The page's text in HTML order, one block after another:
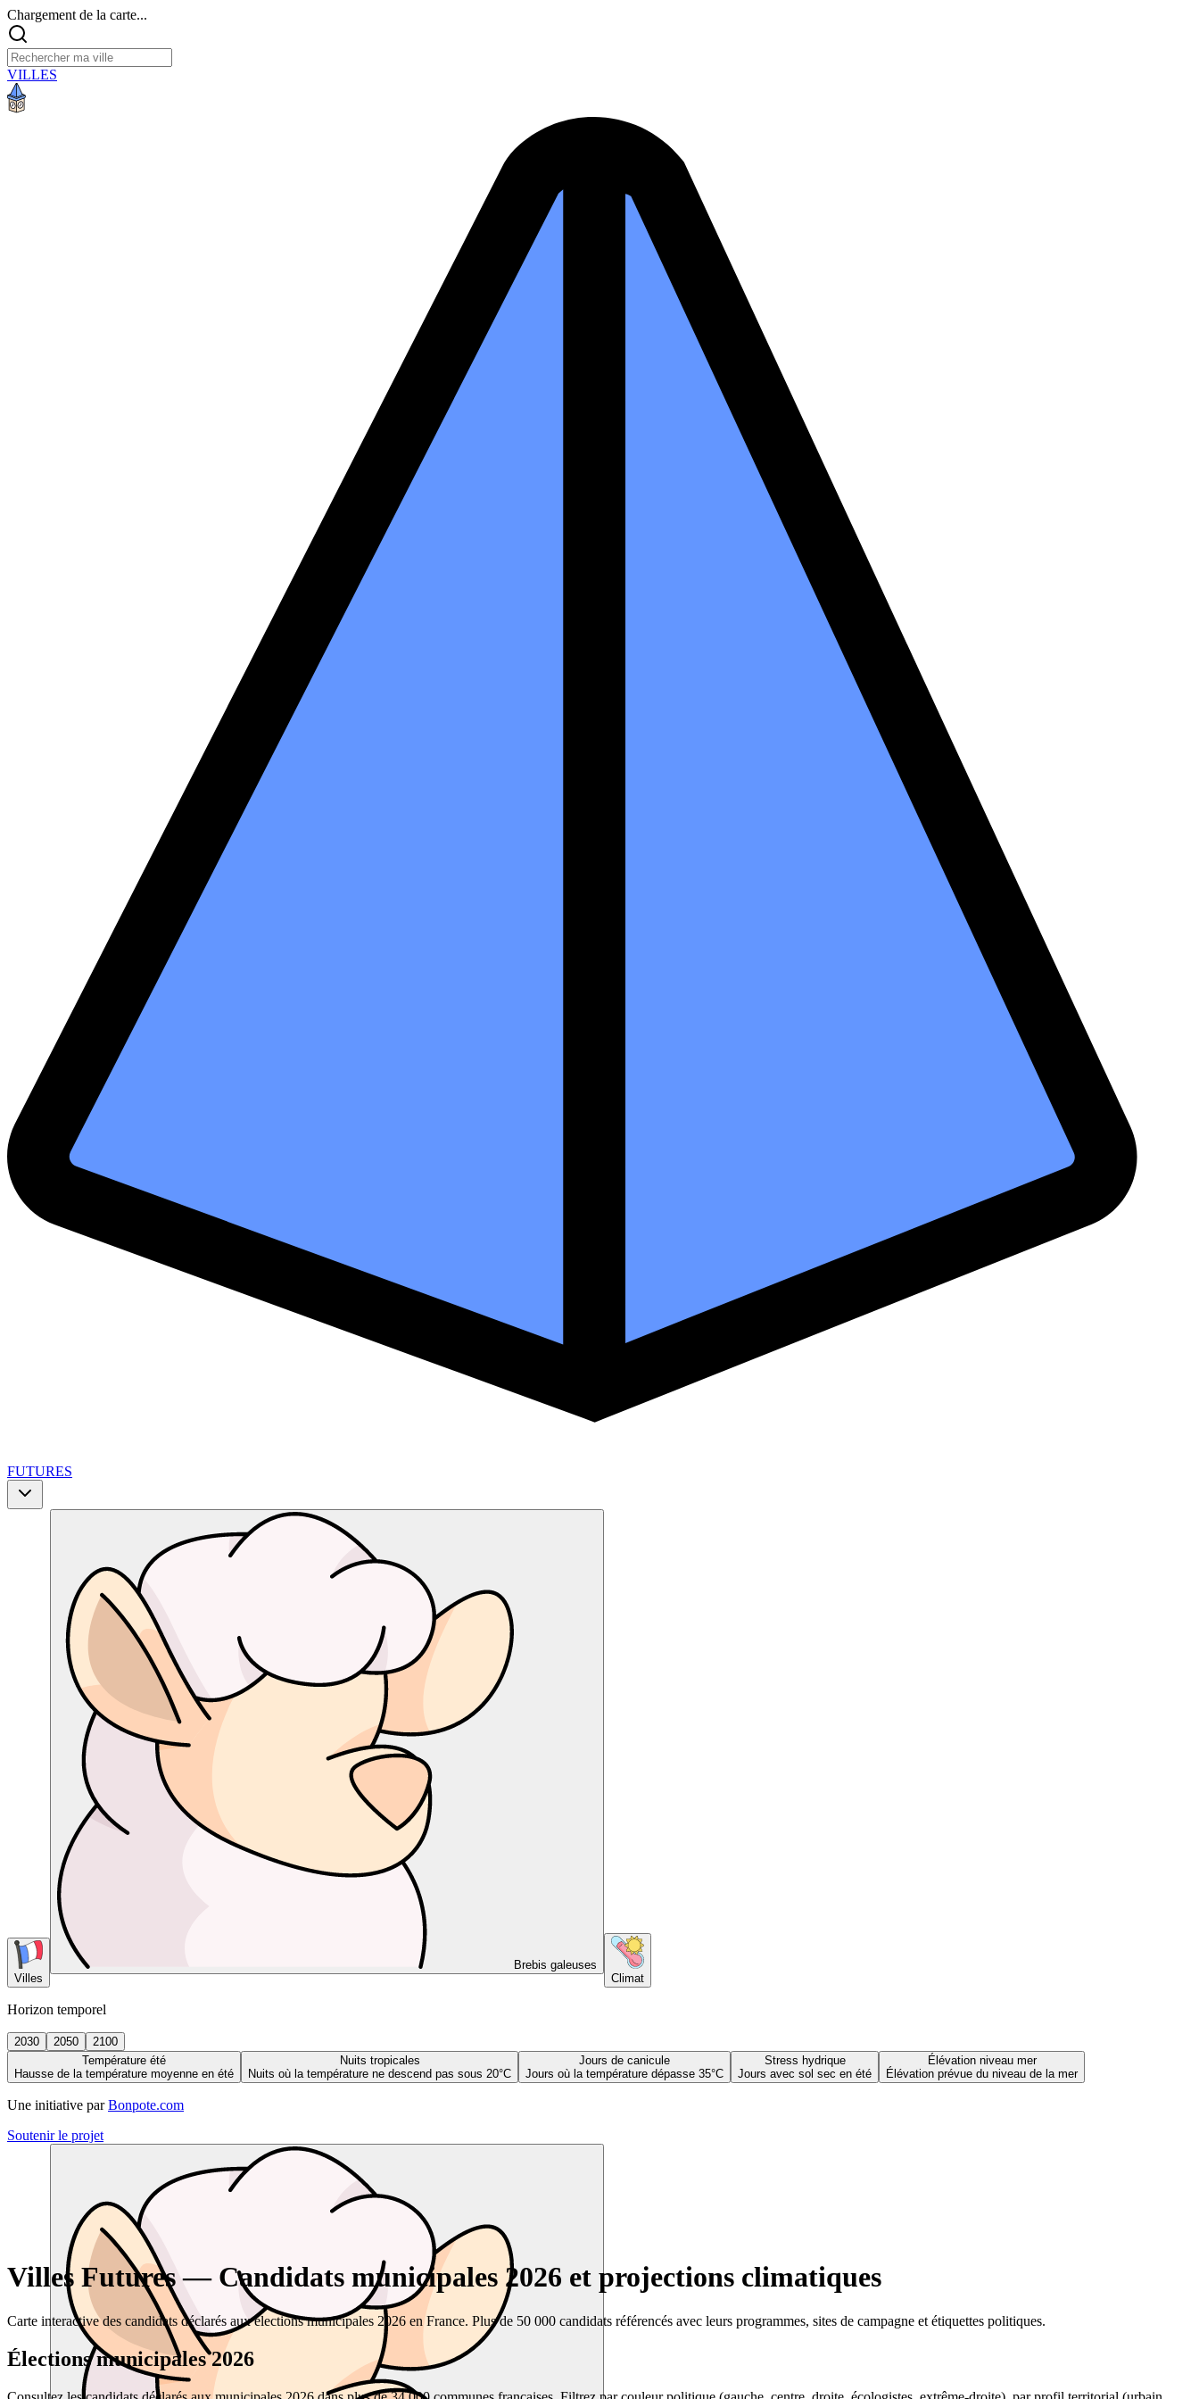
Chargement de la carte...
VILLES
FUTURES
Villes
Brebis galeuses
Climat
Horizon temporel
2030 2050
2100
Température été
Hausse de la température moyenne en été
Nuits tropicales
Nuits où la température ne descend pas sous 20°C
Jours de canicule
Jours où la température dépasse 35°C
Stress hydrique
Jours avec sol sec en été
Élévation niveau mer
Élévation prévue du niveau de la mer
Une initiative par Bonpote.com
Soutenir le projet
Villes Futures — Candidats municipales 2026 et projections climatiques
Carte interactive des candidats déclarés aux élections municipales 2026 en France. Plus de 50 000 candidats référencés avec leurs programmes, sites de campagne et étiquettes politiques.
Élections municipales 2026